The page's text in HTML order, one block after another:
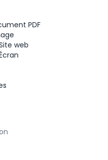
PDF
web